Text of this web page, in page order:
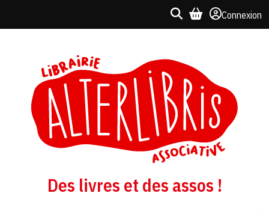
Connexion
Des livres et des assos !